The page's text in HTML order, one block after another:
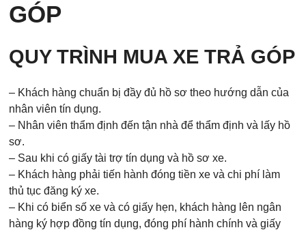
GÓP
QUY TRÌNH MUA XE TRẢ GÓP
– Khách hàng chuẩn bị đầy đủ hồ sơ theo hướng dẫn của
nhân viên tín dụng.
– Nhân viên thẩm định đến tận nhà để thẩm định và lấy hồ
sơ.
– Sau khi có giấy tài trợ tín dụng và hồ sơ xe.
– Khách hàng phải tiến hành đóng tiền xe và chi phí làm
thủ tục đăng ký xe.
– Khi có biển số xe và có giấy hẹn, khách hàng lên ngân
hàng ký hợp đồng tín dụng, đóng phí hành chính và giấy